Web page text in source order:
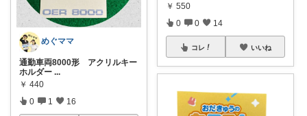
めぐママ
通勤車両8000形 アクリルキー
ホルダー ...
￥ 440
0 1 16
￥ 550
0 0 14
コレ いいね